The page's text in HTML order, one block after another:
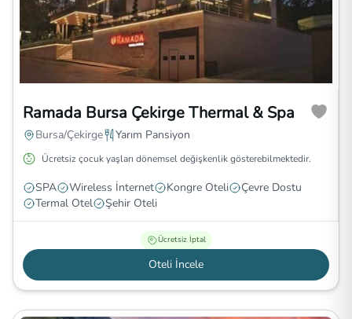
Ramada Bursa Çekirge Thermal & Spa
Bursa/Çekirge Yarım Pansiyon
Ücretsiz çocuk yaşları dönemsel değişkenlik gösterebilmektedir.
SPA Wireless İnternet Kongre Oteli
Çevre Dostu
Termal Otel
Şehir Oteli
Ücretsiz İptal
Oteli İncele